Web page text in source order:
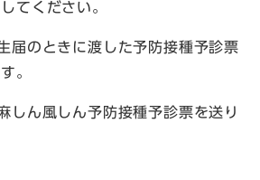
てください。
届のときに渡した予防接種予診票
。
しん風しん予防接種予診票を送り